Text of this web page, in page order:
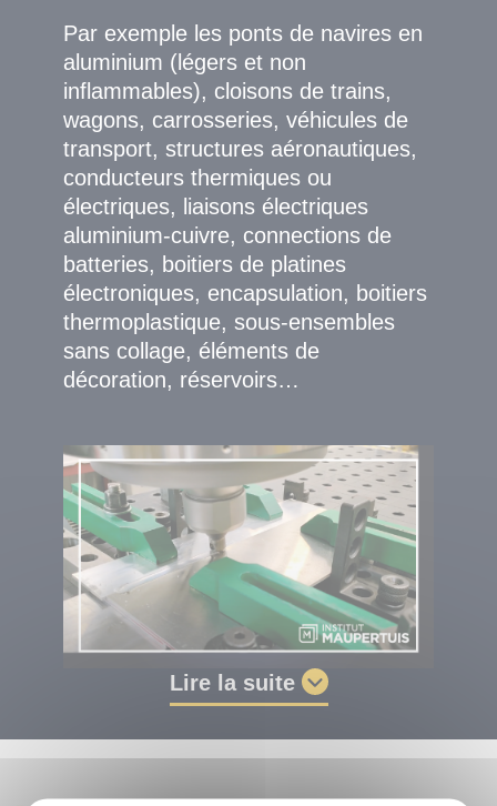
Par exemple les ponts de navires en
aluminium (légers et non
inflammables), cloisons de trains,
wagons, carrosseries, véhicules de
transport, structures aéronautiques,
conducteurs thermiques ou
électriques, liaisons électriques
aluminium-cuivre, connections de
batteries, boitiers de platines
électroniques, encapsulation, boitiers
thermoplastique, sous-ensembles
sans collage, éléments de
décoration, réservoirs…
Lire la suite